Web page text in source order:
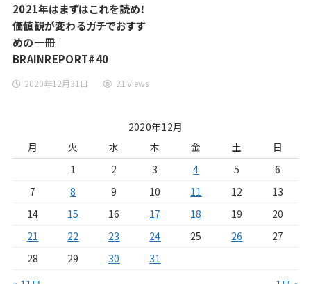
2021年はまずはこれを読め！
価値観が変わるガチでおすす
めの一冊｜
BRAINREPORT#40
2020年12月31日 21 Views
2020年12月
月
火 水 木 金 土
日
1
2 3 4 5
6
7
8 9 10 11 12
13
14
15 16 17 18 19
20
21
22 23 24 25 26
27
28
29 30
31